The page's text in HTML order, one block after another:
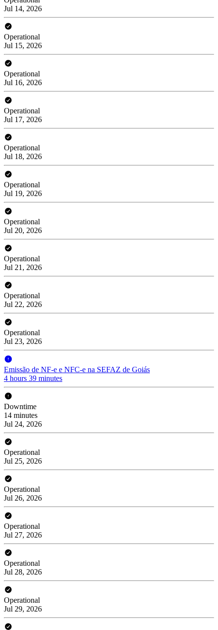
Jul 14, 2026
Operational
Jul 15, 2026
Operational
Jul 16, 2026
Operational
Jul 17, 2026
Operational
Jul 18, 2026
Operational
Jul 19, 2026
Operational
Jul 20, 2026
Operational
Jul 21, 2026
Operational
Jul 22, 2026
Operational
Jul 23, 2026
Emissão de NF-e e NFC-e na SEFAZ de Goiás
4 hours 39 minutes
Downtime
14 minutes
Jul 24, 2026
Operational
Jul 25, 2026
Operational
Jul 26, 2026
Operational
Jul 27, 2026
Operational
Jul 28, 2026
Operational
Jul 29, 2026